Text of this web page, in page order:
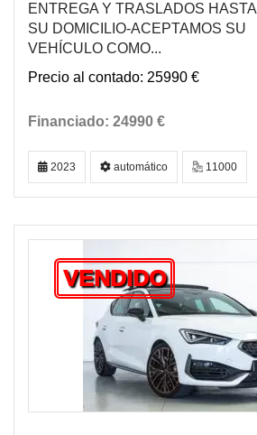
ENTREGA Y TRASLADOS HASTA
SU DOMICILIO-ACEPTAMOS SU
VEHÍCULO COMO...
25990 €
24990 €
2023 automático 11000
VENDIDO